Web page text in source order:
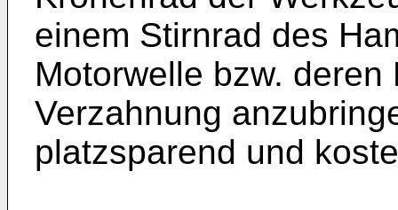
einem Stirnrad des
Motorwelle bzw.
Verzahnung
platzsparend und